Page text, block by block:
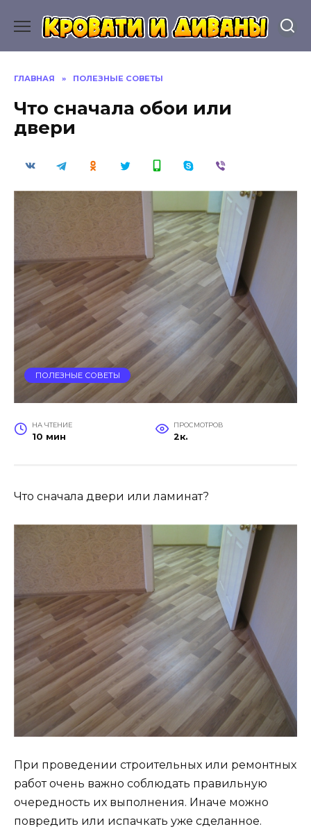
содержанию
ГЛАВНАЯ » ПОЛЕЗНЫЕ СОВЕТЫ
Что сначала обои или
двери
ПОЛЕЗНЫЕ СОВЕТЫ
НА ЧТЕНИЕ
10 мин
ПРОСМОТРОВ
2к.
Что сначала двери или ламинат?
При проведении строительных или ремонтных
работ очень важно соблюдать правильную
очередность их выполнения. Иначе можно
повредить или испачкать уже сделанное.